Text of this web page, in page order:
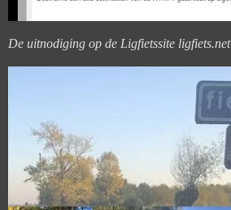
De uitnodiging op de Ligfietssite ligfiets.net